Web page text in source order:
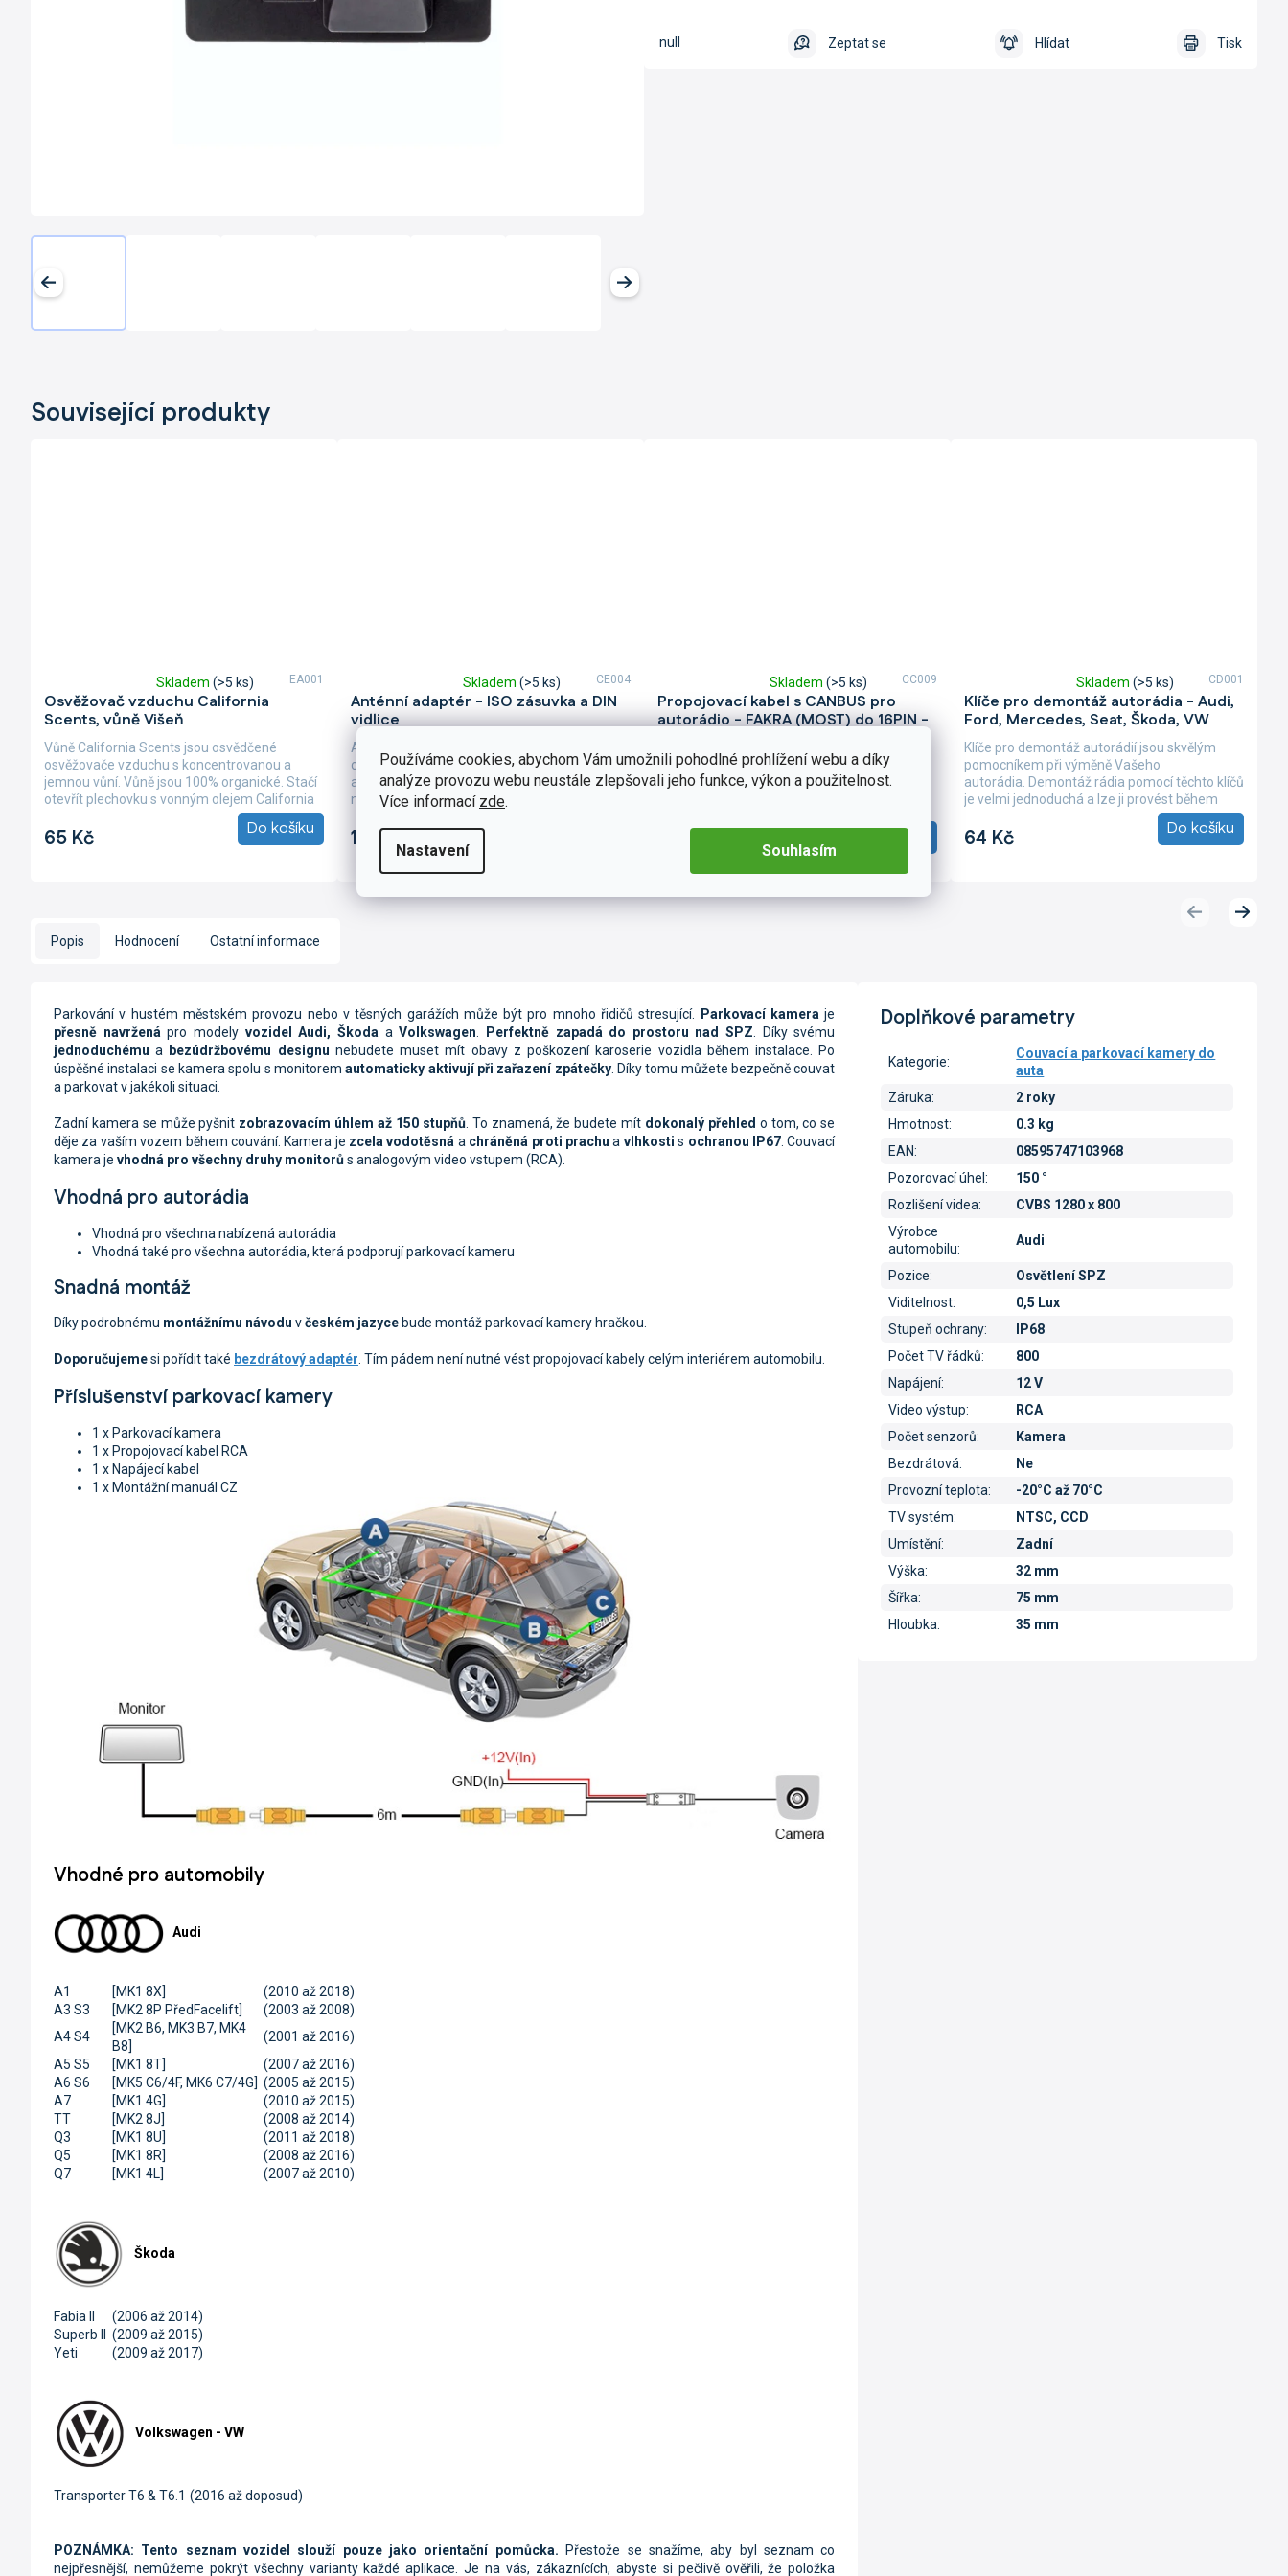
Používáme cookies, abychom Vám umožnili pohodlné prohlížení webu a díky
analýze provozu webu neustále zlepšovali jeho funkce, výkon a použitelnost.
Více informací zde.
Nastavení Souhlasím
Tisk
Zeptat se Hlídat
null
Související produkty
Osvěžovač vzduchu California
Scents, vůně Višeň
hodnocení
produktu
je
z
5
Skladem (>5 ks)
65 Kč Do košíku
Vůně California Scents jsou osvědčené
osvěžovače vzduchu s koncentrovanou a
jemnou vůní. Vůně jsou 100% organické. Stačí
otevřít plechovku s vonným olejem California
EA001
Anténní adaptér - ISO zásuvka a DIN
vidlice
hodnocení
produktu
je
z
5
Skladem (>5 ks)
134 Kč
Anténní adaptér je vhodný pro každého, kdo si
chce jednoduše propojit své nové autorádio s
automobilem. Adaptér obsahuje
napáječ zesilovače, který je nepostradatelný
CE004
Propojovací kabel s CANBUS pro
autorádio - FAKRA (MOST) do 16PIN -
hodnocení
produktu
5,0
z
Skladem (>5 ks)
Do košíku
Propojovací kabel je vhodný pro každého, kdo
si chce jednoduše propojit své nové
neboli...
CC009
Klíče pro demontáž autorádia - Audi,
Ford, Mercedes, Seat, Škoda, VW
hodnocení
produktu
je
z
5
Skladem (>5 ks)
64 Kč Do košíku
Klíče pro demontáž autorádií jsou skvělým
pomocníkem při výměně Vašeho
autorádia. Demontáž rádia pomocí těchto klíčů
je velmi jednoduchá a lze ji provést během
CD001
PředchozíDalší
Popis
Hodnocení Ostatní informace
Parkování v hustém městském provozu nebo v těsných garážích může být pro mnoho řidičů stresující. Parkovací kamera je
přesně navrženápro modelyvozidel Audi, Škoda aVolkswagen. Perfektně zapadá do prostoru nad SPZ. Díky svému
jednoduchému a bezúdržbovému designu nebudete muset mít obavy z poškození karoserie vozidla během instalace. Po
úspěšné instalaci se kamera spolu s monitoremautomaticky aktivují při zařazení zpátečky. Díky tomu můžete bezpečně couvat
a parkovat v jakékoli situaci.
Zadní kamera se může pyšnit zobrazovacím úhlem až 150 stupňů. To znamená, že budete mít dokonalý přehled o tom, co se
děje za vaším vozem během couvání. Kamera je zcela vodotěsná a chráněná proti prachu a vlhkosti s ochranou IP67. Couvací
kamera je vhodná pro všechny druhy monitorůs analogovým video vstupem (RCA).
Vhodná pro autorádia
Vhodná pro všechna nabízená autorádia
Vhodná také pro všechna autorádia, která podporují parkovací kameru
Snadná montáž
Díky podrobnému montážnímu návodu včeském jazyce bude montáž parkovací kamery hračkou.
Doporučujemesi pořídit také bezdrátový adaptér . Tím pádem není nutné vést propojovací kabely celým interiérem automobilu.
Příslušenství parkovací kamery
1 x Parkovací kamera
1 x Propojovací kabel RCA
1 x Napájecí kabel
1 x Montážní manuál CZ
Vhodné pro automobily
Audi
A1 [MK1 8X]
(2010 až 2018)
A3 S3
[MK2 8P PředFacelift]
(2003 až 2008)
A4 S4
[MK2 B6, MK3 B7, MK4
B8]
(2001 až 2016)
A5 S5
[MK1 8T]
(2007 až 2016)
A6 S6
[MK5 C6/4F, MK6 C7/4G] (2005 až 2015)
A7
[MK1 4G]
(2010 až 2015)
TT
[MK2 8J]
(2008 až 2014)
Q3
[MK1 8U]
(2011 až 2018)
Q5
[MK1 8R]
(2008 až 2016)
Q7
[MK1 4L] (2007 až 2010)
Škoda
Fabia II
(2006 až 2014)
Superb II
(2009 až 2015)
Yeti
(2009 až 2017)
Volkswagen - VW
Transporter T6 & T6.1 (2016 až doposud)
POZNÁMKA: Tento seznam vozidel slouží pouze jako orientační pomůcka. Přestože se snažíme, aby byl seznam co
nejpřesnější, nemůžeme pokrýt všechny varianty každé aplikace. Je na vás, zákaznících, abyste si pečlivě ověřili, že položka
Doplňkové parametry
Kategorie:
Couvací a parkovací kamery do
auta
Záruka:
2 roky
Hmotnost:
0.3 kg
EAN:
08595747103968
Pozorovací úhel:
150 °
Rozlišení videa:
CVBS 1280 x 800
Výrobce
automobilu:
Audi
Pozice:
Osvětlení SPZ
Viditelnost:
0,5 Lux
Stupeň ochrany:
IP68
Počet TV řádků:
800
Napájení:
12 V
Video výstup:
RCA
Počet senzorů:
Kamera
Bezdrátová:
Ne
Provozní teplota:
-20°C až 70°C
TV systém:
NTSC, CCD
Umístění:
Zadní
Výška:
32 mm
Šířka:
75 mm
Hloubka: 35 mm